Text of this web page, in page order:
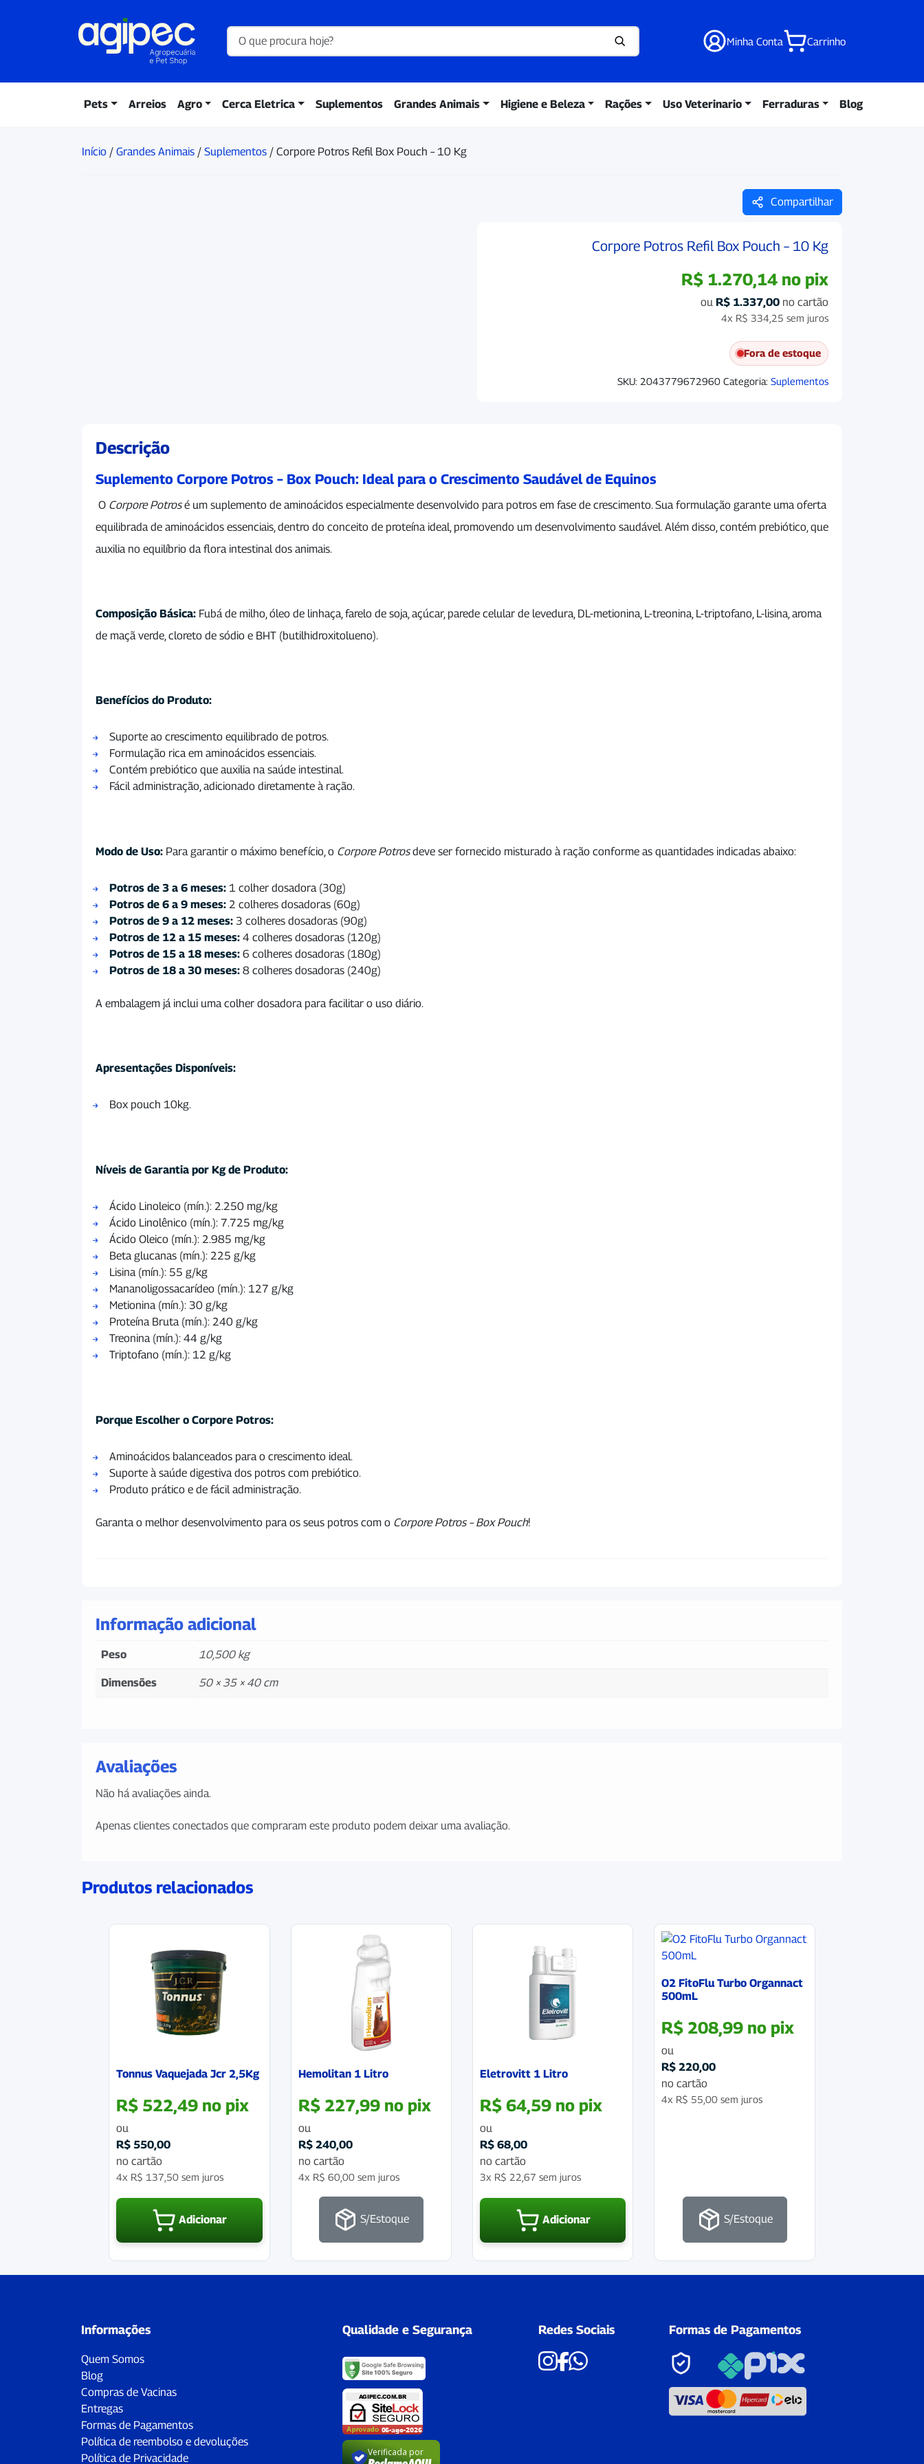
Minha Conta Carrinho
Pets Arreios Agro Cerca Eletrica Suplementos Grandes Animais Higiene e Beleza Rações Uso Veterinario Ferraduras Blog
Início / Grandes Animais / Suplementos / Corpore Potros Refil Box Pouch – 10 Kg
Compartilhar
Corpore Potros Refil Box Pouch – 10 Kg
R$ 1.270,14 no pix
ou R$ 1.337,00 no cartão
4x R$ 334,25 sem juros
Fora de estoque
SKU: 2043779672960 Categoria: Suplementos
Descrição
Suplemento Corpore Potros – Box Pouch: Ideal para o Crescimento Saudável de Equinos
O Corpore Potrosé um suplemento de aminoácidos especialmente desenvolvido para potros em fase de crescimento. Sua formulação garante uma oferta
equilibrada de aminoácidos essenciais, dentro do conceito de proteína ideal, promovendo um desenvolvimento saudável. Além disso, contém prebiótico, que
auxilia no equilíbrio da flora intestinal dos animais.
Composição Básica: Fubá de milho, óleo de linhaça, farelo de soja, açúcar, parede celular de levedura, DL-metionina, L-treonina, L-triptofano, L-lisina, aroma
de maçã verde, cloreto de sódio e BHT (butilhidroxitolueno).
Benefícios do Produto:
Suporte ao crescimento equilibrado de potros.
Formulação rica em aminoácidos essenciais.
Contém prebiótico que auxilia na saúde intestinal.
Fácil administração, adicionado diretamente à ração.
Modo de Uso: Para garantir o máximo benefício, o Corpore Potrosdeve ser fornecido misturado à ração conforme as quantidades indicadas abaixo:
Potros de 3 a 6 meses: 1 colher dosadora (30g)
Potros de 6 a 9 meses: 2 colheres dosadoras (60g)
Potros de 9 a 12 meses: 3 colheres dosadoras (90g)
Potros de 12 a 15 meses: 4 colheres dosadoras (120g)
Potros de 15 a 18 meses: 6 colheres dosadoras (180g)
Potros de 18 a 30 meses: 8 colheres dosadoras (240g)
A embalagem já inclui uma colher dosadora para facilitar o uso diário.
Apresentações Disponíveis:
Box pouch 10kg.
Níveis de Garantia por Kg de Produto:
Ácido Linoleico (mín.): 2.250 mg/kg
Ácido Linolênico (mín.): 7.725 mg/kg
Ácido Oleico (mín.): 2.985 mg/kg
Beta glucanas (mín.): 225 g/kg
Lisina (mín.): 55 g/kg
Mananoligossacarídeo (mín.): 127 g/kg
Metionina (mín.): 30 g/kg
Proteína Bruta (mín.): 240 g/kg
Treonina (mín.): 44 g/kg
Triptofano (mín.): 12 g/kg
Porque Escolher o Corpore Potros:
Aminoácidos balanceados para o crescimento ideal.
Suporte à saúde digestiva dos potros com prebiótico.
Produto prático e de fácil administração.
Garanta o melhor desenvolvimento para os seus potros com o Corpore Potros – Box Pouch!
Informação adicional
Peso 10,500 kg
Dimensões 50 × 35 × 40 cm
Avaliações
Não há avaliações ainda.
Apenas clientes conectados que compraram este produto podem deixar uma avaliação.
Produtos relacionados
Tonnus Vaquejada Jcr 2,5Kg
R$ 522,49 no pix
ou
R$ 550,00
no cartão
4x R$ 137,50 sem juros
Adicionar
Hemolitan 1 Litro
R$227,99 no pix
ou
R$240,00
no cartão
4x R$ 60,00sem juros
S/Estoque
Eletrovitt 1 Litro
R$ 64,59 no pix
ou
R$ 68,00
no cartão
3x R$ 22,67 sem juros
Adicionar
O2 FitoFlu Turbo Organnact
500mL
R$ 208,99 no pix
ou
R$ 220,00
no cartão
4x R$ 55,00 sem juros
S/Estoque
Informações
Quem Somos
Blog
Compras de Vacinas
Entregas
Formas de Pagamentos
Política de reembolso e devoluções
Política de Privacidade
Qualidade e Segurança
Verificada por
Redes Sociais Formas de Pagamentos